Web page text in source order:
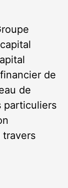
de
de
particuliers
travers